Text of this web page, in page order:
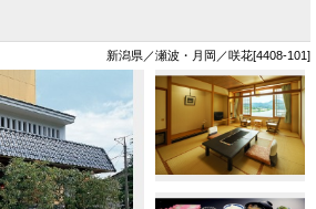
新潟県／瀬波・月岡／咲花[4408-101]